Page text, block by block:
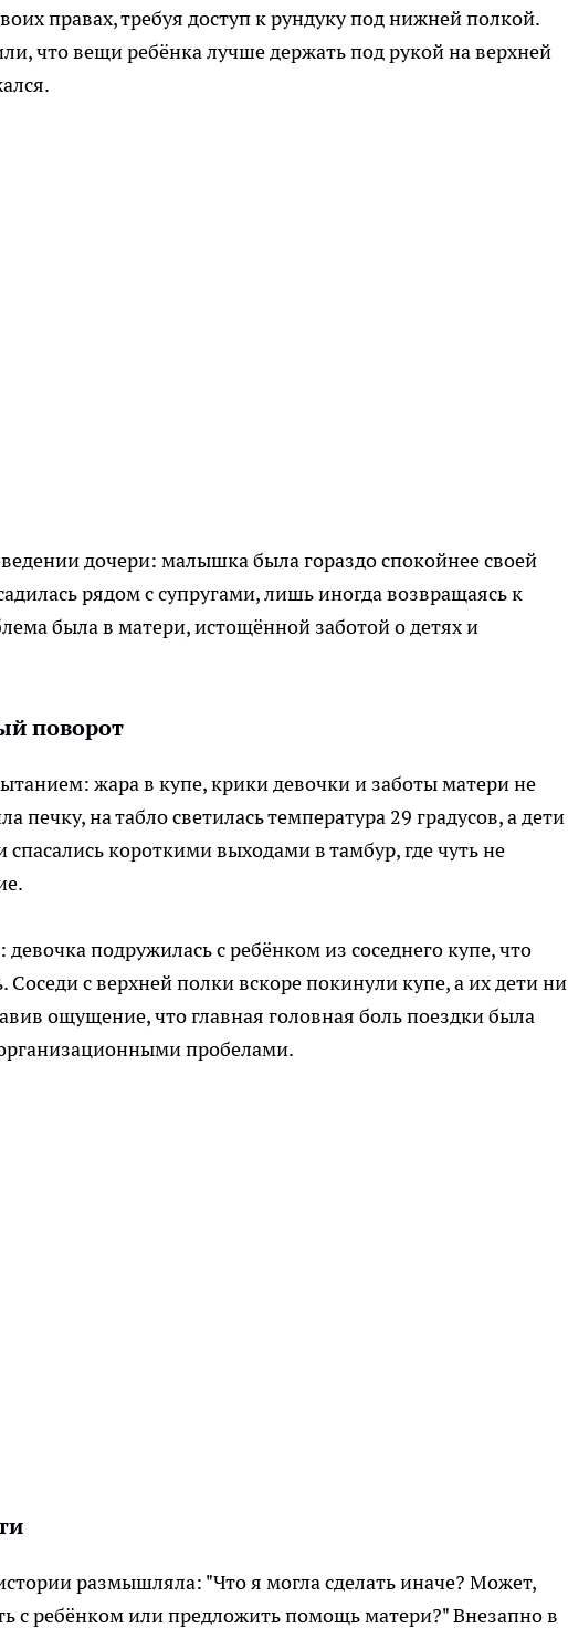
правах, требуя доступ к рундуку под нижней полкой.
что вещи ребёнка лучше держать под рукой на верхней
дочери: малышка была гораздо спокойнее своей
рядом с супругами, лишь иногда возвращаясь к
была в матери, истощённой заботой о детях и
поворот
жара в купе, крики девочки и заботы матери не
печку, на табло светилась температура 29 градусов, а дети
короткими выходами в тамбур, где чуть не
подружилась с ребёнком из соседнего купе, что
с верхней полки вскоре покинули купе, а их дети ни
ощущение, что главная головная боль поездки была
пробелами.
размышляла: "Что я могла сделать иначе? Может,
с ребёнком или предложить помощь матери?" Внезапно в